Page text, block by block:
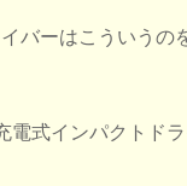
バーはこういうの
電式インパクトド